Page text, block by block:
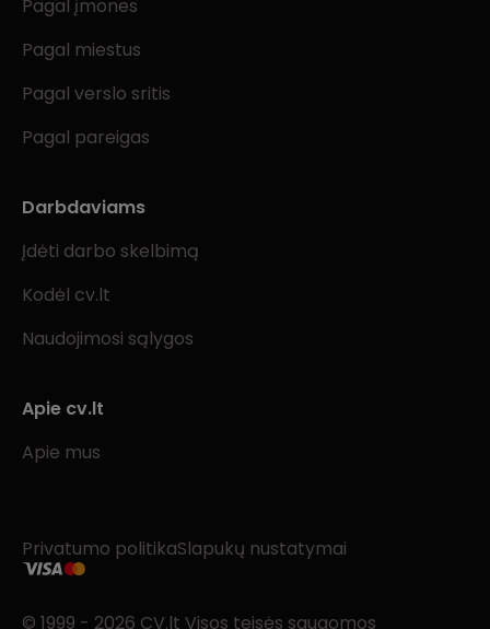
Pagal įmones
Pagal miestus
Pagal verslo sritis
Pagal pareigas
Darbdaviams
Įdėti darbo skelbimą
Kodėl cv.lt
Naudojimosi sąlygos
Apie cv.lt
Apie mus
Privatumo politikaSlapukų nustatymai
© 1999 - 2026 CV.lt Visos teisės saugomos